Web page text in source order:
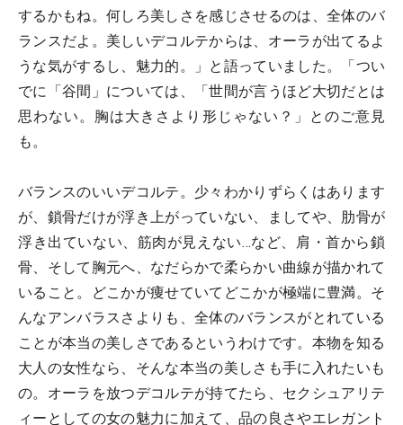
するかもね。何しろ美しさを感じさせるのは、全体のバ
ランスだよ。美しいデコルテからは、オーラが出てるよ
うな気がするし、魅力的。」と語っていました。「つい
でに「谷間」については、「世間が言うほど大切だとは
思わない。胸は大きさより形じゃない？」とのご意見
も。
バランスのいいデコルテ。少々わかりずらくはあります
が、鎖骨だけが浮き上がっていない、ましてや、肋骨が
浮き出ていない、筋肉が見えない…など、肩・首から鎖
骨、そして胸元へ、なだらかで柔らかい曲線が描かれて
いること。どこかが痩せていてどこかが極端に豊満。そ
んなアンバラスさよりも、全体のバランスがとれている
ことが本当の美しさであるというわけです。本物を知る
大人の女性なら、そんな本当の美しさも手に入れたいも
の。オーラを放つデコルテが持てたら、セクシュアリテ
ィーとしての女の魅力に加えて、品の良さやエレガント